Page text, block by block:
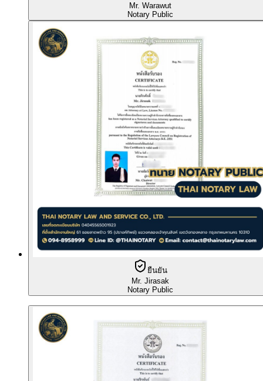
Mr. Warawut
Notary Public
ยืนยัน
Mr. Jirasak
Notary Public